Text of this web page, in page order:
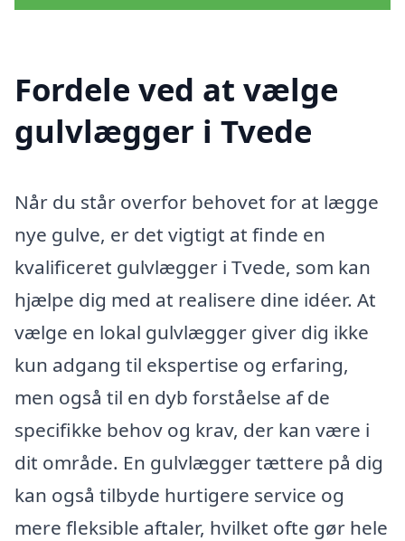
Fordele ved at vælge
gulvlægger i Tvede
Når du står overfor behovet for at lægge
nye gulve, er det vigtigt at finde en
kvalificeret gulvlægger i Tvede, som kan
hjælpe dig med at realisere dine idéer. At
vælge en lokal gulvlægger giver dig ikke
kun adgang til ekspertise og erfaring,
men også til en dyb forståelse af de
specifikke behov og krav, der kan være i
dit område. En gulvlægger tættere på dig
kan også tilbyde hurtigere service og
mere fleksible aftaler, hvilket ofte gør hele